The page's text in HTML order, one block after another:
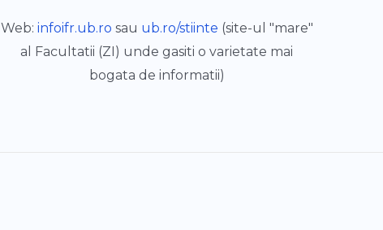
Web: infoifr.ub.ro sau ub.ro/stiinte (site-ul "mare"
al Facultatii (ZI) unde gasiti o varietate mai
bogata de informatii)